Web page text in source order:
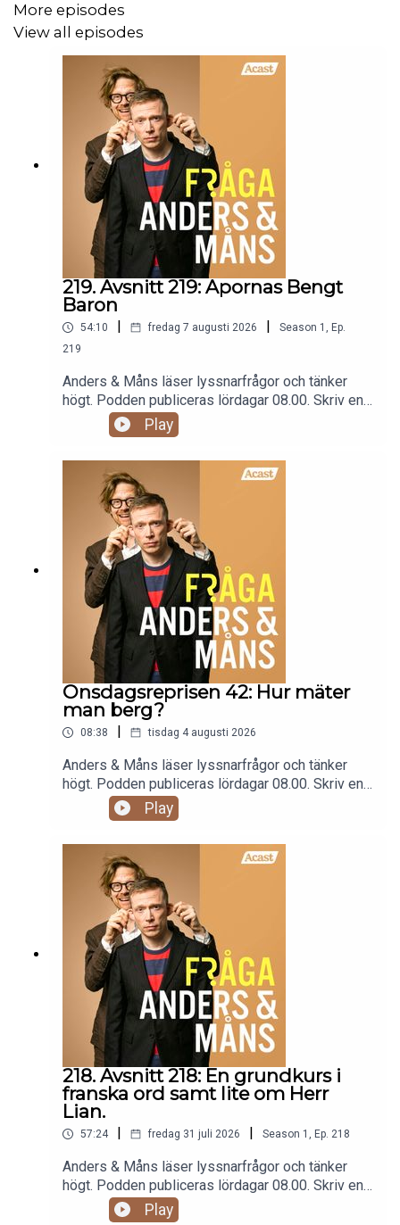
More episodes
View all episodes
219. Avsnitt 219: Apornas Bengt
Baron
54:10 | fredag 7 augusti 2026 | Season 1 , Ep.
219
Anders & Måns läser lyssnarfrågor och tänker
högt. Podden publiceras lördagar 08.00. Skriv en
fråga till programmet:
fraga@andersochmans.se Prenumerera och slipp
reklam: fragaandersochmans.supercast.com
Play
Onsdagsreprisen 42: Hur mäter
man berg?
08:38 | tisdag 4 augusti 2026
Anders & Måns läser lyssnarfrågor och tänker
högt. Podden publiceras lördagar 08.00. Skriv en
fråga till programmet:
fraga@andersochmans.se Prenumerera och slipp
reklam: fragaandersochmans.supercast.com
Play
218. Avsnitt 218: En grundkurs i
franska ord samt lite om Herr
Lian.
57:24 fredag 31 juli 2026 Season 1 , Ep. 218
Anders & Måns läser lyssnarfrågor och tänker
högt. Podden publiceras lördagar 08.00. Skriv en
fråga till programmet:
Play